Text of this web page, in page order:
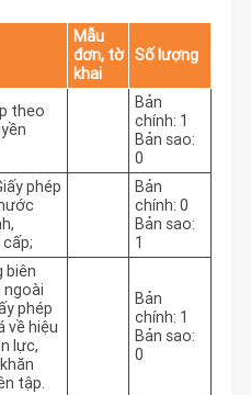
Mẫu
đơn, tờ
khai
Số lượng
theo
Bản
chính: 1
Bản sao:
0
phép
Bản
chính: 0
Bản sao:
1
biên
phép
về hiệu
lực,
tập.
Bản
chính: 1
Bản sao:
0